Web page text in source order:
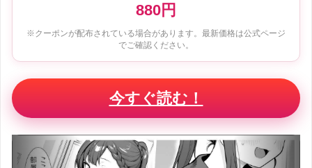
880円
※クーポンが配布されている場合があります。最新価格は公式ページ
でご確認ください。
今すぐ読む！